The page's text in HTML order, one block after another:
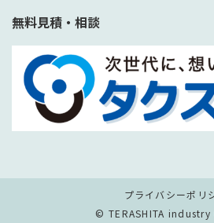
無料見積・相談
プライバシーポリ
© TERASHITA